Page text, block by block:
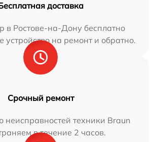
доставка
в Ростове-на-Дону бесплатно
устройство на ремонт и обратно.
Срочный ремонт
неисправностей техники Braun
в течение 2 часов.